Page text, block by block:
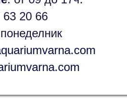
63 20 66